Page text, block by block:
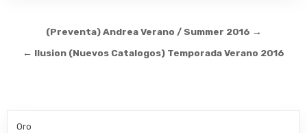
Post
navigation
(Preventa) Andrea Verano / Summer 2016 →
← Ilusion (Nuevos Catalogos) Temporada Verano 2016
Oro